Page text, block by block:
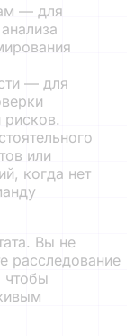
— для
— для
рисков.
или
когда нет
Вы не
расследование
чтобы